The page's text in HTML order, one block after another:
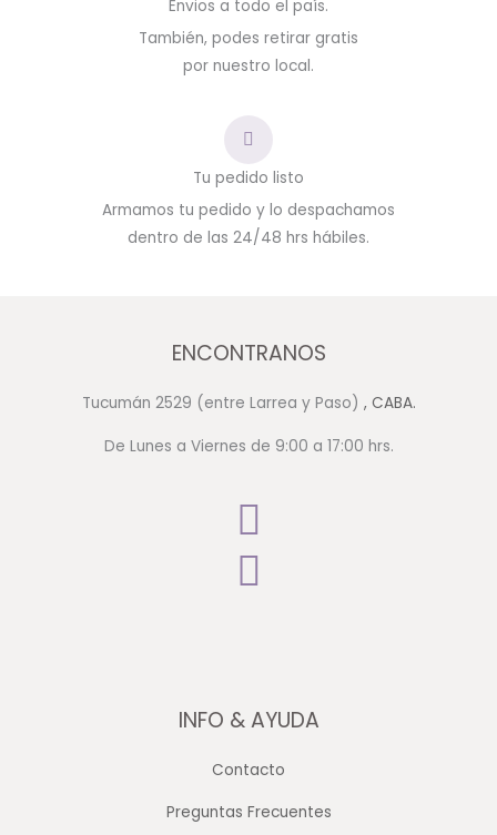
Envios a todo el país.
También, podes retirar gratis
por nuestro local.
Tu pedido listo
Armamos tu pedido y lo despachamos
dentro de las 24/48 hrs hábiles.
ENCONTRANOS
Tucumán 2529 (entre Larrea y Paso) , CABA.
De Lunes a Viernes de 9:00 a 17:00 hrs.
INFO & AYUDA
Contacto
Preguntas Frecuentes